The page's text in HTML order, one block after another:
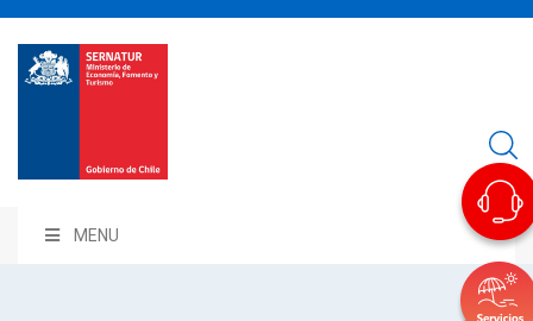
MENU